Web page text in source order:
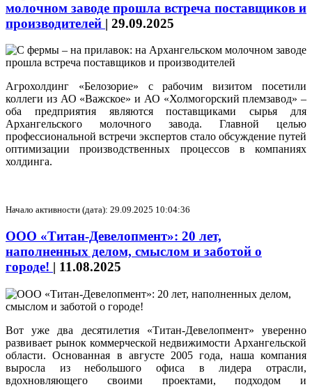
молочном заводе прошла встреча поставщиков и
производителей | 29.09.2025
Агрохолдинг «Белозорие» с рабочим визитом посетили
коллеги из АО «Важское» и АО «Холмогорский племзавод» –
оба предприятия являются поставщиками сырья для
Архангельского молочного завода. Главной целью
профессиональной встречи экспертов стало обсуждение путей
оптимизации производственных процессов в компаниях
холдинга.
Начало активности (дата): 29.09.2025 10:04:36
ООО «Титан-Девелопмент»: 20 лет,
наполненных делом, смыслом и заботой о
городе! | 11.08.2025
Вот уже два десятилетия «Титан-Девелопмент» уверенно
развивает рынок коммерческой недвижимости Архангельской
области. Основанная в августе 2005 года, наша компания
выросла из небольшого офиса в лидера отрасли,
вдохновляющего своими проектами, подходом и